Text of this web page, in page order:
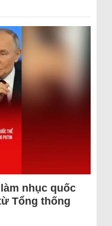
nhục quốc
Tổng thống